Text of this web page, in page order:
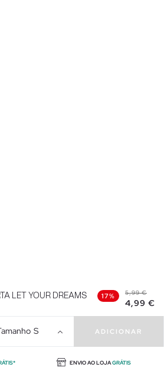
LET YOUR DREAMS 17% 5,99 €
4,99 €
S ADICIONAR
ENVIO AO LOJAGRÁTIS